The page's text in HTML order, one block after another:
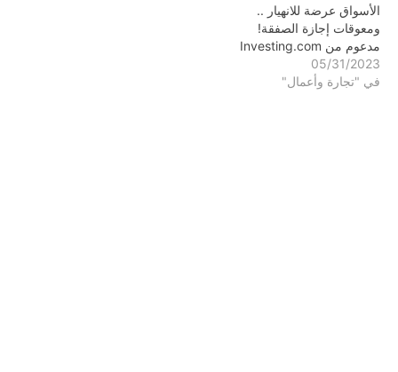
الأسواق عرضة للانهيار ..
ومعوقات إجازة الصفقة!
مدعوم من Investing.com
05/31/2023
في "تجارة وأعمال"